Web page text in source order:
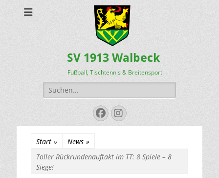
SV 1913 Walbeck
Fußball, Tischtennis & Breitensport
Suchen
nach:
Facebook
Instagram
Start » News »
Toller Rückrundenauftakt im TT: 8 Spiele – 8
Siege!